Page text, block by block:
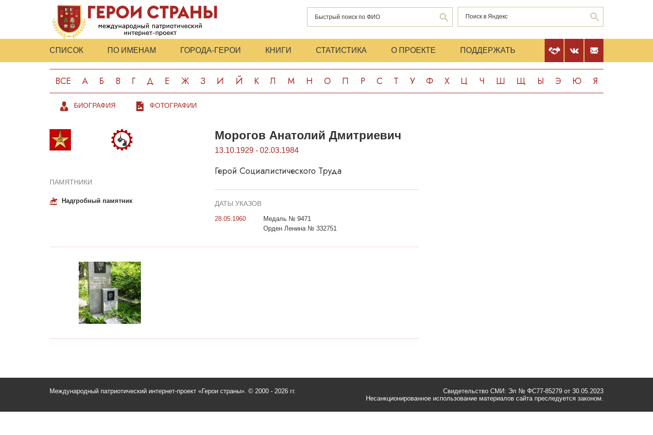
СПИСОК ПО ИМЕНАМ ГОРОДА-ГЕРОИ КНИГИ СТАТИСТИКА О ПРОЕКТЕ ПОДДЕРЖАТЬ
ВСЕ А Б В Г Д Е Ж З И Й К Л М Н О П Р С Т У Ф Х Ц Ч Ш Щ Ы Э Ю Я
БИОГРАФИЯ ФОТОГРАФИИ
ПАМЯТНИКИ
Надгробный памятник
Морогов Анатолий Дмитриевич
13.10.1929 - 02.03.1984
Герой Социалистического Труда
ДАТЫ УКАЗОВ
28.05.1960
Медаль № 9471
Орден Ленина № 332751
Международный патриотический интернет-проект «Герои страны». © 2000 - 2026 гг.
Свидетельство СМИ: Эл № ФС77-85279 от 30.05.2023
Несанкционированное использование материалов сайта преследуется законом.